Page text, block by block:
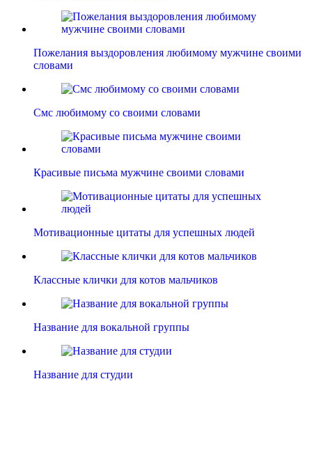
Пожелания выздоровления любимому мужчине своими
словами
Смс любимому со своими словами
Красивые письма мужчине своими словами
Мотивационные цитаты для успешных людей
Классные клички для котов мальчиков
Название для вокальной группы
Название для студии